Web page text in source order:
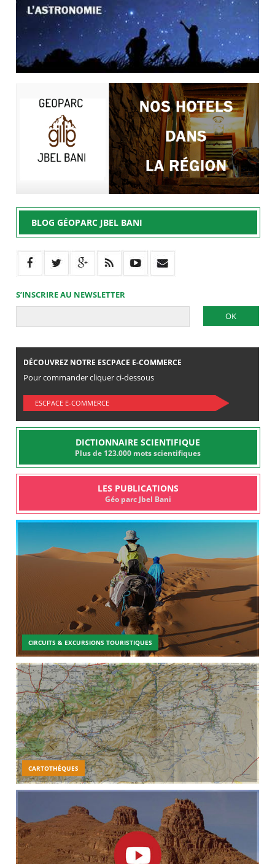
BLOG GÉOPARC JBEL BANI
S’INSCRIRE AU NEWSLETTER
DÉCOUVREZ NOTRE ESCPACE E-COMMERCE
Pour commander cliquer ci-dessous
ESCPACE E-COMMERCE
DICTIONNAIRE SCIENTIFIQUE
Plus de 123.000 mots scientifiques
LES PUBLICATIONS
Géo parc Jbel Bani
CIRCUITS & EXCURSIONS TOURISTIQUES
CARTOTHÉQUES